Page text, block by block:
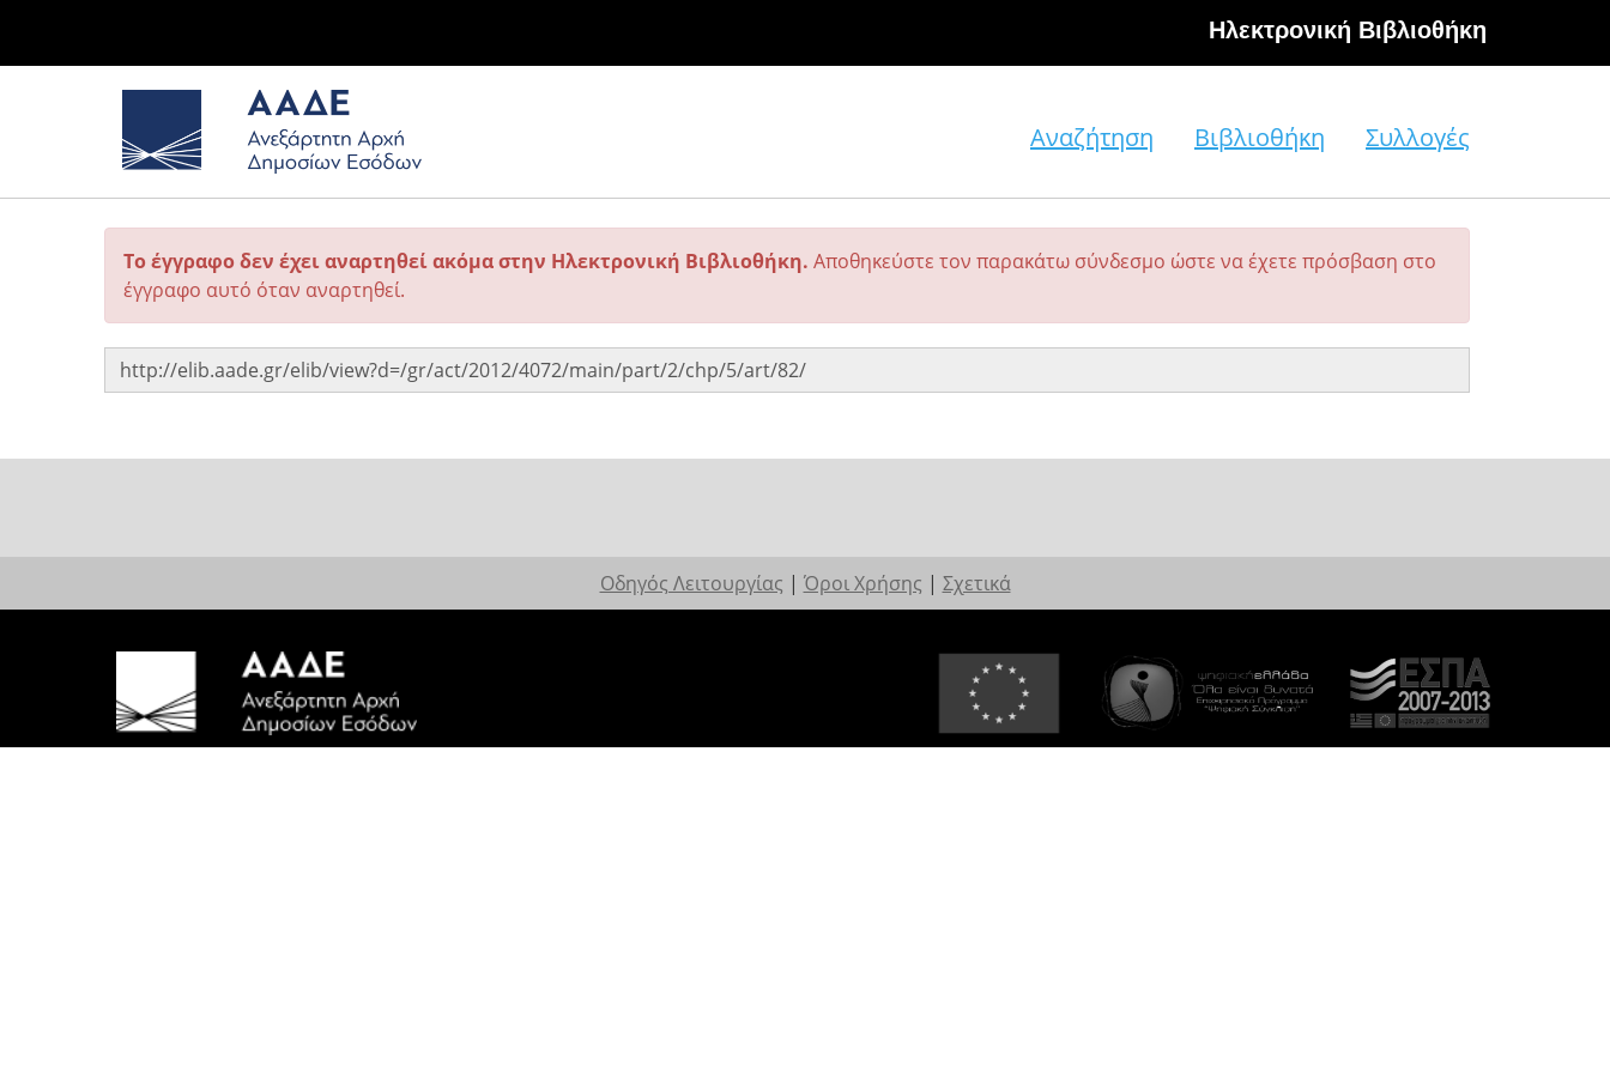
Hλεκτρονική Βιβλιοθήκη
Αναζήτηση Βιβλιοθήκη Συλλογές
Το έγγραφο δεν έχει αναρτηθεί ακόμα στην Ηλεκτρονική Βιβλιοθήκη. Αποθηκεύστε τον παρακάτω σύνδεσμο ώστε να έχετε πρόσβαση στο
έγγραφο αυτό όταν αναρτηθεί.
Οδηγός Λειτουργίας | Όροι Χρήσης | Σχετικά